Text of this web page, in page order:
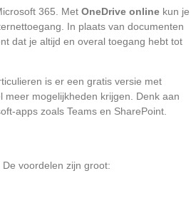
365. Met OneDrive online kun je
In plaats van documenten
dat je altijd en overal toegang hebt tot
is er een gratis versie met
mogelijkheden krijgen. Denk aan
apps zoals Teams en SharePoint.
De voordelen zijn groot: